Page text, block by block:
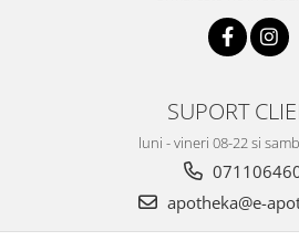
SUPORT
luni - vineri 08-22 si
apotheka@e-